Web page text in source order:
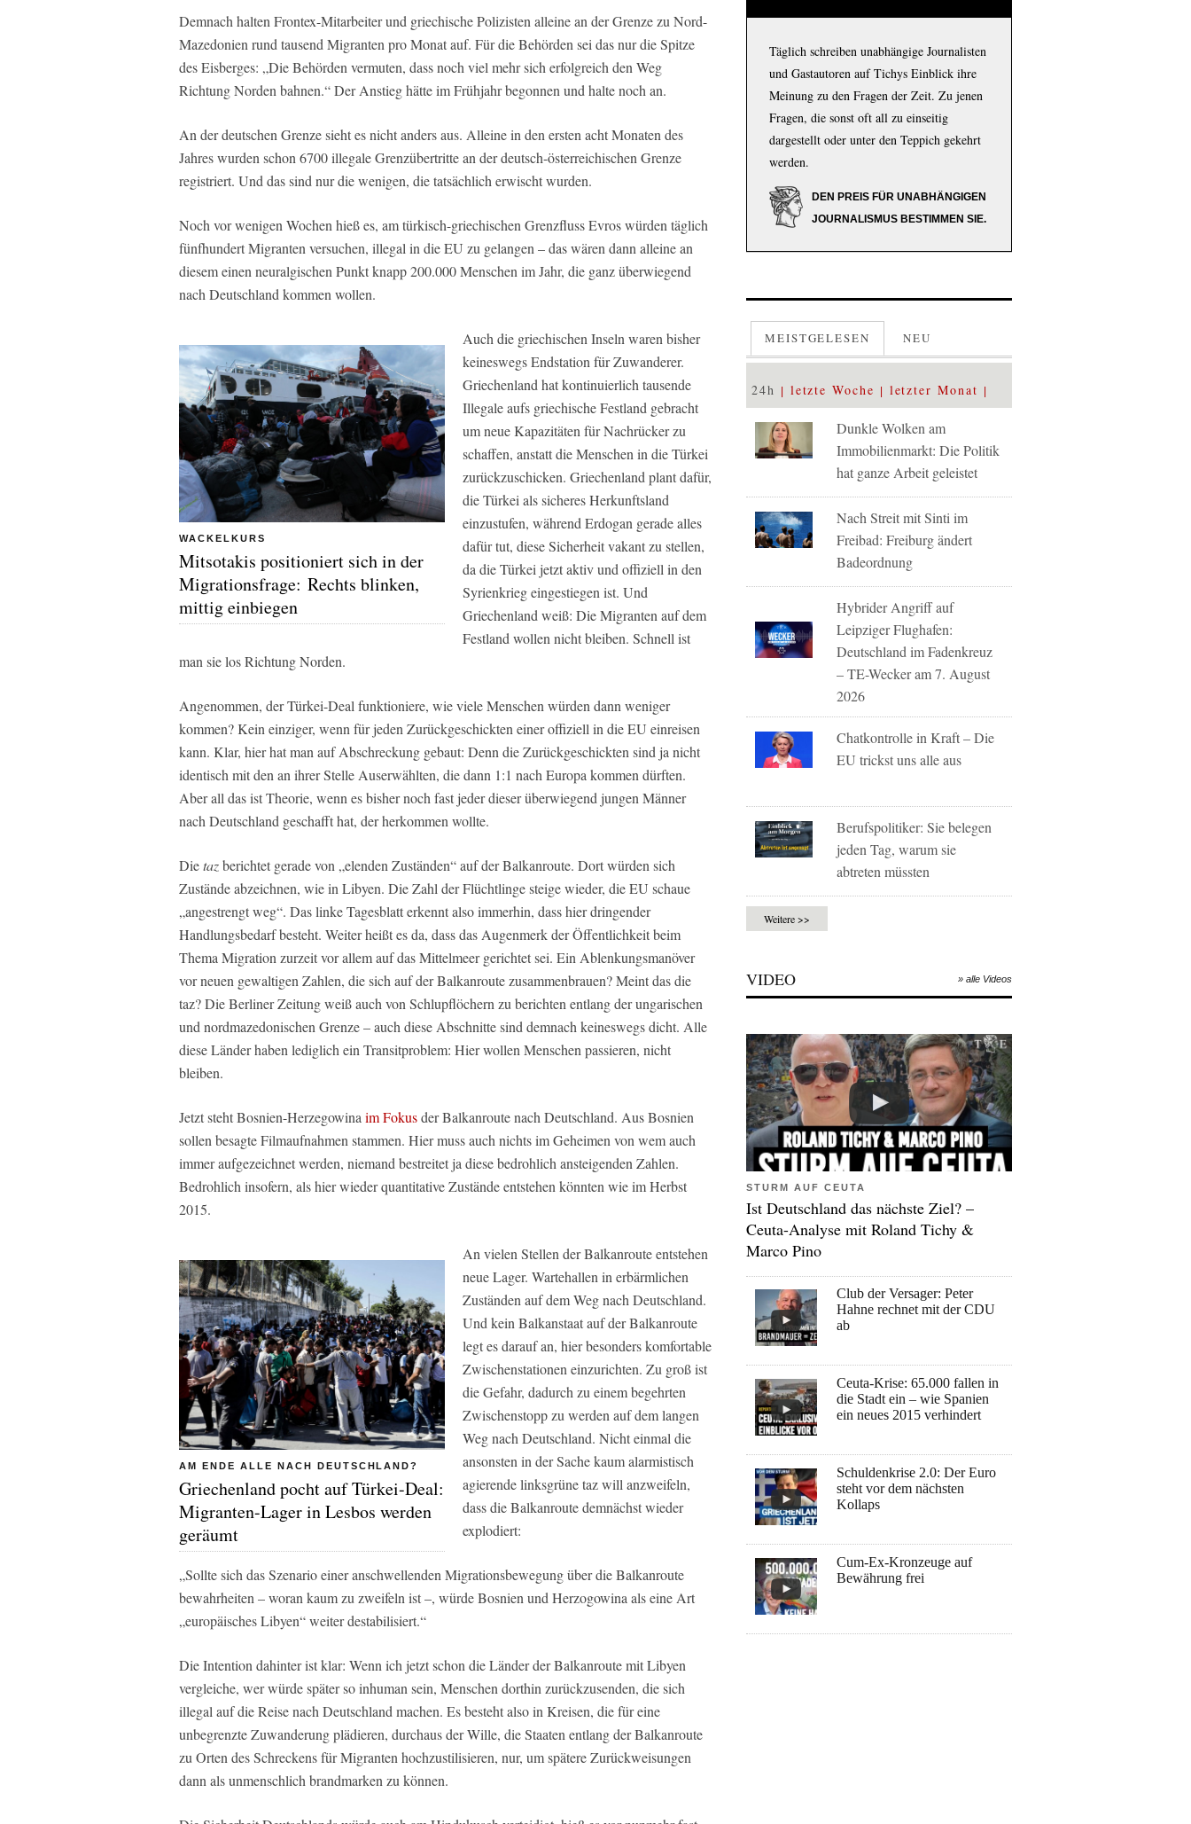
Demnach halten Frontex-Mitarbeiter und griechische Polizisten alleine an der Grenze zu Nord-
Mazedonien rund tausend Migranten pro Monat auf. Für die Behörden sei das nur die Spitze
des Eisberges: „Die Behörden vermuten, dass noch viel mehr sich erfolgreich den Weg
Richtung Norden bahnen.“ Der Anstieg hätte im Frühjahr begonnen und halte noch an.
An der deutschen Grenze sieht es nicht anders aus. Alleine in den ersten acht Monaten des
Jahres wurden schon 6700 illegale Grenzübertritte an der deutsch-österreichischen Grenze
registriert. Und das sind nur die wenigen, die tatsächlich erwischt wurden.
Noch vor wenigen Wochen hieß es, am türkisch-griechischen Grenzfluss Evros würden täglich
fünfhundert Migranten versuchen, illegal in die EU zu gelangen – das wären dann alleine an
diesem einen neuralgischen Punkt knapp 200.000 Menschen im Jahr, die ganz überwiegend
nach Deutschland kommen wollen.
WACKELKURS
Mitsotakis positioniert sich in der
Migrationsfrage: Rechts blinken,
mittig einbiegen
Auch die griechischen Inseln waren bisher
keineswegs Endstation für Zuwanderer.
Griechenland hat kontinuierlich tausende
Illegale aufs griechische Festland gebracht
um neue Kapazitäten für Nachrücker zu
schaffen, anstatt die Menschen in die Türkei
zurückzuschicken. Griechenland plant dafür,
die Türkei als sicheres Herkunftsland
einzustufen, während Erdogan gerade alles
dafür tut, diese Sicherheit vakant zu stellen,
da die Türkei jetzt aktiv und offiziell in den
Syrienkrieg eingestiegen ist. Und
Griechenland weiß: Die Migranten auf dem
Festland wollen nicht bleiben. Schnell ist
man sie los Richtung Norden.
Angenommen, der Türkei-Deal funktioniere, wie viele Menschen würden dann weniger
kommen? Kein einziger, wenn für jeden Zurückgeschickten einer offiziell in die EU einreisen
kann. Klar, hier hat man auf Abschreckung gebaut: Denn die Zurückgeschickten sind ja nicht
identisch mit den an ihrer Stelle Auserwählten, die dann 1:1 nach Europa kommen dürften.
Aber all das ist Theorie, wenn es bisher noch fast jeder dieser überwiegend jungen Männer
nach Deutschland geschafft hat, der herkommen wollte.
Dietazberichtet gerade von „elenden Zuständen“ auf der Balkanroute. Dort würden sich
Zustände abzeichnen, wie in Libyen. Die Zahl der Flüchtlinge steige wieder, die EU schaue
„angestrengt weg“. Das linke Tagesblatt erkennt also immerhin, dass hier dringender
Handlungsbedarf besteht. Weiter heißt es da, dass das Augenmerk der Öffentlichkeit beim
Thema Migration zurzeit vor allem auf das Mittelmeer gerichtet sei. Ein Ablenkungsmanöver
vor neuen gewaltigen Zahlen, die sich auf der Balkanroute zusammenbrauen? Meint das die
taz? Die Berliner Zeitung weiß auch von Schlupflöchern zu berichten entlang der ungarischen
und nordmazedonischen Grenze – auch diese Abschnitte sind demnach keineswegs dicht. Alle
diese Länder haben lediglich ein Transitproblem: Hier wollen Menschen passieren, nicht
bleiben.
Jetzt steht Bosnien-Herzegowina im Fokusder Balkanroute nach Deutschland. Aus Bosnien
sollen besagte Filmaufnahmen stammen. Hier muss auch nichts im Geheimen von wem auch
immer aufgezeichnet werden, niemand bestreitet ja diese bedrohlich ansteigenden Zahlen.
Bedrohlich insofern, als hier wieder quantitative Zustände entstehen könnten wie im Herbst
2015.
AM ENDE ALLE NACH DEUTSCHLAND?
Griechenland pocht auf Türkei-Deal:
Migranten-Lager in Lesbos werden
geräumt
An vielen Stellen der Balkanroute entstehen
neue Lager. Wartehallen in erbärmlichen
Zuständen auf dem Weg nach Deutschland.
Und kein Balkanstaat auf der Balkanroute
legt es darauf an, hier besonders komfortable
Zwischenstationen einzurichten. Zu groß ist
die Gefahr, dadurch zu einem begehrten
Zwischenstopp zu werden auf dem langen
Weg nach Deutschland. Nicht einmal die
ansonsten in der Sache kaum alarmistisch
agierende linksgrünetazwill anzweifeln,
dass die Balkanroute demnächst wieder
explodiert:
„Sollte sich das Szenario einer anschwellenden Migrationsbewegung über die Balkanroute
bewahrheiten – woran kaum zu zweifeln ist –, würde Bosnien und Herzogowina als eine Art
„europäisches Libyen“ weiter destabilisiert.“
Die Intention dahinter ist klar: Wenn ich jetzt schon die Länder der Balkanroute mit Libyen
vergleiche, wer würde später so inhuman sein, Menschen dorthin zurückzusenden, die sich
illegal auf die Reise nach Deutschland machen. Es besteht also in Kreisen, die für eine
unbegrenzte Zuwanderung plädieren, durchaus der Wille, die Staaten entlang der Balkanroute
zu Orten des Schreckens für Migranten hochzustilisieren, nur, um spätere Zurückweisungen
dann als unmenschlich brandmarken zu können.
Täglich schreiben unabhängige Journalisten
und Gastautoren auf Tichys Einblick ihre
Meinung zu den Fragen der Zeit. Zu jenen
Fragen, die sonst oft all zu einseitig
dargestellt oder unter den Teppich gekehrt
werden.
DEN PREIS FÜR UNABHÄNGIGEN
JOURNALISMUS BESTIMMEN SIE.
MEISTGELESEN NEU
24h letzte Woche letzter Monat
Dunkle Wolken am
Immobilienmarkt: Die Politik
hat ganze Arbeit geleistet
Nach Streit mit Sinti im
Freibad: Freiburg ändert
Badeordnung
Hybrider Angriff auf
Leipziger Flughafen:
Deutschland im Fadenkreuz
– TE-Wecker am 7. August
2026
Chatkontrolle in Kraft – Die
EU trickst uns alle aus
Berufspolitiker: Sie belegen
jeden Tag, warum sie
abtreten müssten
Weitere >>
VIDEO » alle Videos
STURM AUF CEUTA
Ist Deutschland das nächste Ziel? –
Ceuta-Analyse mit Roland Tichy &
Marco Pino
Club der Versager: Peter
Hahne rechnet mit der CDU
ab
Ceuta-Krise: 65.000 fallen in
die Stadt ein – wie Spanien
ein neues 2015 verhindert
Schuldenkrise 2.0: Der Euro
steht vor dem nächsten
Kollaps
Cum-Ex-Kronzeuge auf
Bewährung frei